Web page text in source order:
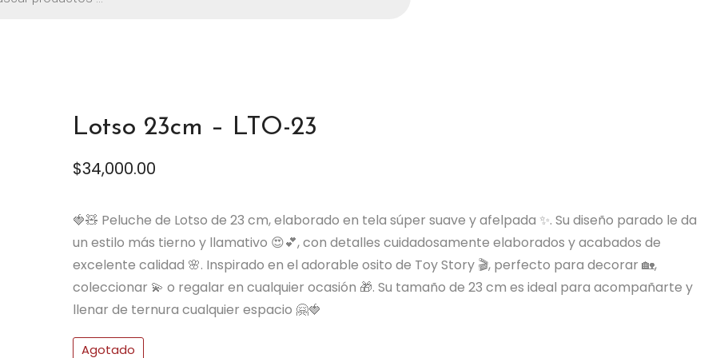
Lotso 23cm – LTO-23
$34,000.00
🍓🧸 Peluche de Lotso de 23 cm, elaborado en tela súper suave y afelpada ✨. Su diseño parado le da
un estilo más tierno y llamativo 😍💕, con detalles cuidadosamente elaborados y acabados de
excelente calidad 🌸. Inspirado en el adorable osito de Toy Story 🎬, perfecto para decorar 🏡,
coleccionar 💫 o regalar en cualquier ocasión 🎁. Su tamaño de 23 cm es ideal para acompañarte y
llenar de ternura cualquier espacio 🤗🍓
Agotado